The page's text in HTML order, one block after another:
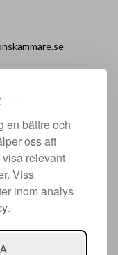
en bättre och
oss att
relevant
Viss
inom analys
.